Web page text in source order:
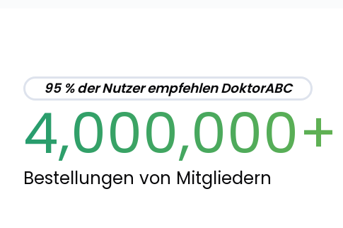
95 % der Nutzer empfehlen DoktorABC
4,000,000+
Bestellungen von Mitgliedern